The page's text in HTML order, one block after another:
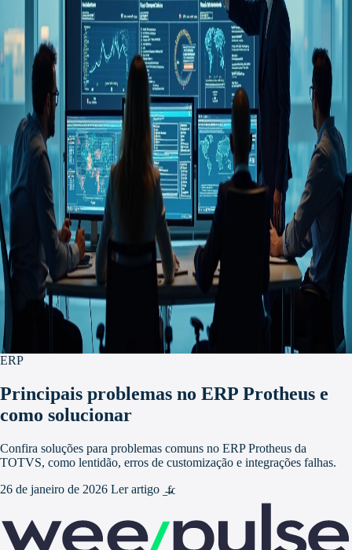
ERP
Principais problemas no ERP Protheus e
como solucionar
Confira soluções para problemas comuns no ERP Protheus da
TOTVS, como lentidão, erros de customização e integrações falhas.
26 de janeiro de 2026 Ler artigo
arrow_forward